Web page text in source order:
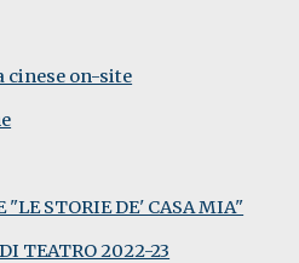
cinese on-site
"LE STORIE DE' CASA MIA"
TEATRO 2022-23